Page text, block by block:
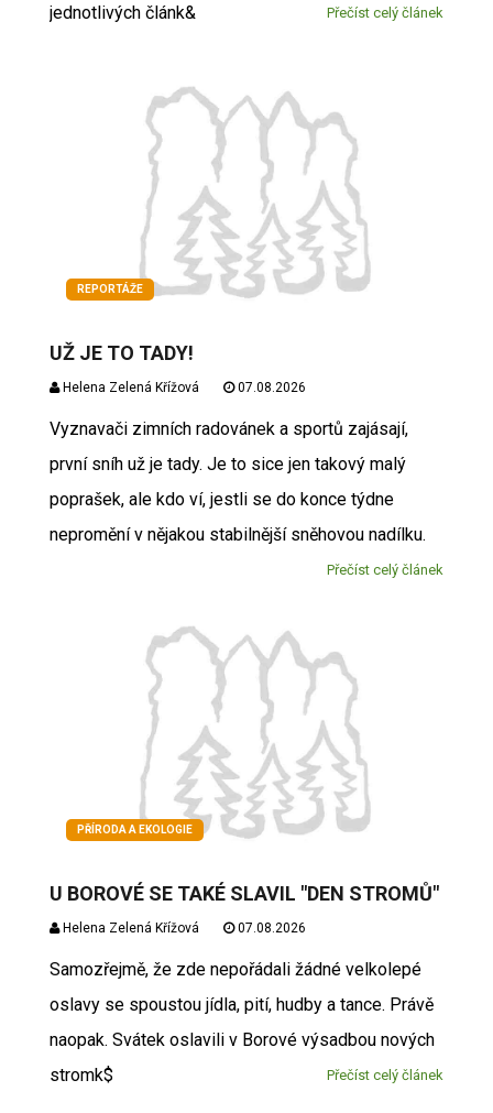
jednotlivých článk&
Přečíst celý článek
REPORTÁŽE
UŽ JE TO TADY!
Helena Zelená Křížová 07.08.2026
Vyznavači zimních radovánek a sportů zajásají,
první sníh už je tady. Je to sice jen takový malý
poprašek, ale kdo ví, jestli se do konce týdne
nepromění v nějakou stabilnější sněhovou nadílku.
Přečíst celý článek
PŘÍRODA A EKOLOGIE
U BOROVÉ SE TAKÉ SLAVIL "DEN STROMŮ"
Helena Zelená Křížová 07.08.2026
Samozřejmě, že zde nepořádali žádné velkolepé
oslavy se spoustou jídla, pití, hudby a tance. Právě
naopak. Svátek oslavili v Borové výsadbou nových
stromk$
Přečíst celý článek